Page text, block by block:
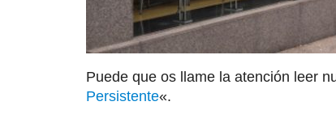
Puede que os llame la atención leer
Persistente«.